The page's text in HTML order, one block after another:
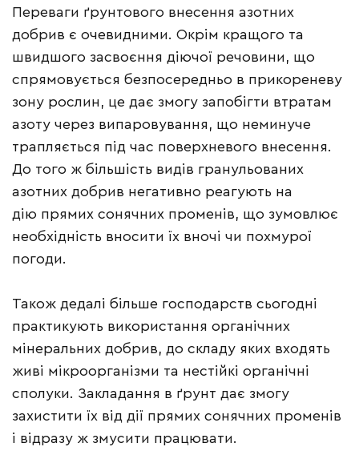
Переваги ґрунтового внесення азотних
добрив є очевидними. Окрім кращого та
швидшого засвоєння діючої речовини, що
спрямовується безпосередньо в прикореневу
зону рослин, це дає змогу запобігти втратам
азоту через випаровування, що неминуче
трапляється під час поверхневого внесення.
До того ж більшість видів гранульованих
азотних добрив негативно реагують на
дію прямих сонячних променів, що зумовлює
необхідність вносити їх вночі чи похмурої
погоди.
Також дедалі більше господарств сьогодні
практикують використання органічних
мінеральних добрив, до складу яких входять
живі мікроорганізми та нестійкі органічні
сполуки. Закладання в ґрунт дає змогу
захистити їх від дії прямих сонячних променів
і відразу ж змусити працювати.